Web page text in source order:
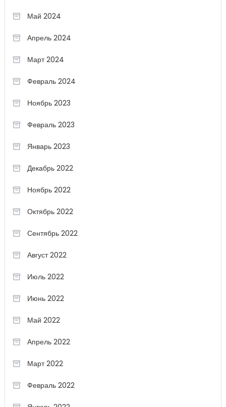
Май 2024
Апрель 2024
Март 2024
Февраль 2024
Ноябрь 2023
Февраль 2023
Январь 2023
Декабрь 2022
Ноябрь 2022
Октябрь 2022
Сентябрь 2022
Август 2022
Июль 2022
Июнь 2022
Май 2022
Апрель 2022
Март 2022
Февраль 2022